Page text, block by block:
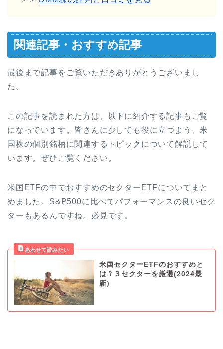
関連記事・おすすめ記事
最後まで記事をご覧いただきありがとうございまし
た。
この記事を読まれた方は、以下に紹介する記事もご覧
になっています。皆さんに少しでも役に立つよう、米
国株の個別銘柄に関連するトピックについて解説して
います。ぜひご覧ください。
米国ETFの中でおすすめのセクターETFについてまと
めました。S&P500に比べてパフォーマンスの良いセク
ターもあるんですね。必見です。
米国セクターETFのおすすめと
は？３セクターを厳選(2024最
新)